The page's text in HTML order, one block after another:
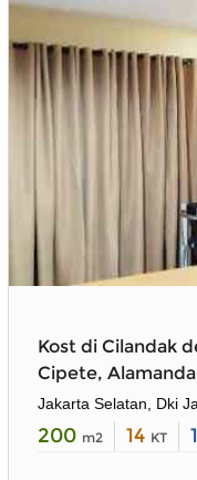
Kost di Cilandak
Cipete,
Jakarta Selatan, Dki
200 m2 14 KT